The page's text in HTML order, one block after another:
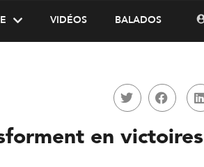
VIDÉOS BALADOS
en victoires